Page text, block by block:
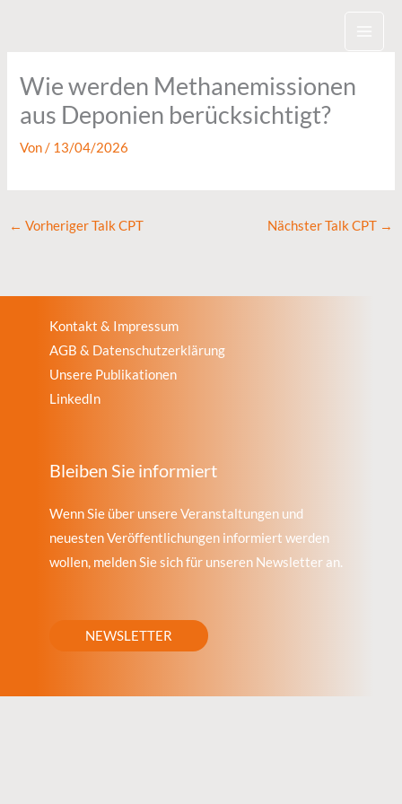
Wie werden Methanemissionen
aus Deponien berücksichtigt?
Von/ 13/04/2026
← Vorheriger Talk CPT Nächster Talk CPT →
Kontakt & Impressum
AGB & Datenschutzerklärung
Unsere Publikationen
LinkedIn
Bleiben Sie informiert
Wenn Sie über unsere Veranstaltungen und
neuesten Veröffentlichungen informiert werden
wollen, melden Sie sich für unseren Newsletter an.
NEWSLETTER